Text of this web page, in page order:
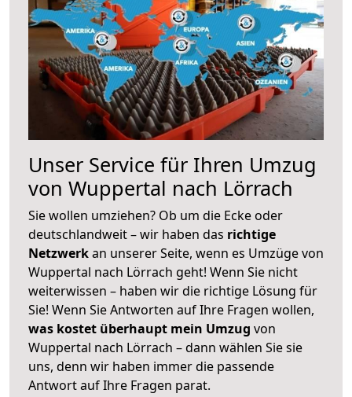
Unser Service für Ihren Umzug
von Wuppertal nach Lörrach
Sie wollen umziehen? Ob um die Ecke oder
deutschlandweit – wir haben das richtige
Netzwerkan unserer Seite, wenn es Umzüge von
Wuppertal nach Lörrach geht! Wenn Sie nicht
weiterwissen – haben wir die richtige Lösung für
Sie! Wenn Sie Antworten auf Ihre Fragen wollen,
was kostet überhaupt mein Umzug von
Wuppertal nach Lörrach – dann wählen Sie sie
uns, denn wir haben immer die passende
Antwort auf Ihre Fragen parat.